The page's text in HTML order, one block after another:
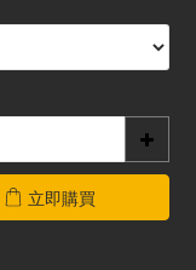
立即購買